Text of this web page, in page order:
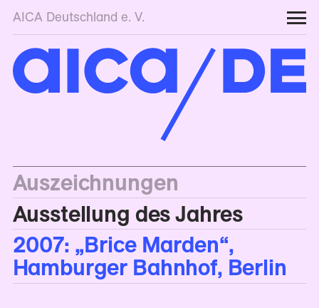
AICA Deutschland e. V.
Auszeichnungen
Ausstellung des Jahres
2007: „Brice Marden“,
Hamburger Bahnhof, Berlin